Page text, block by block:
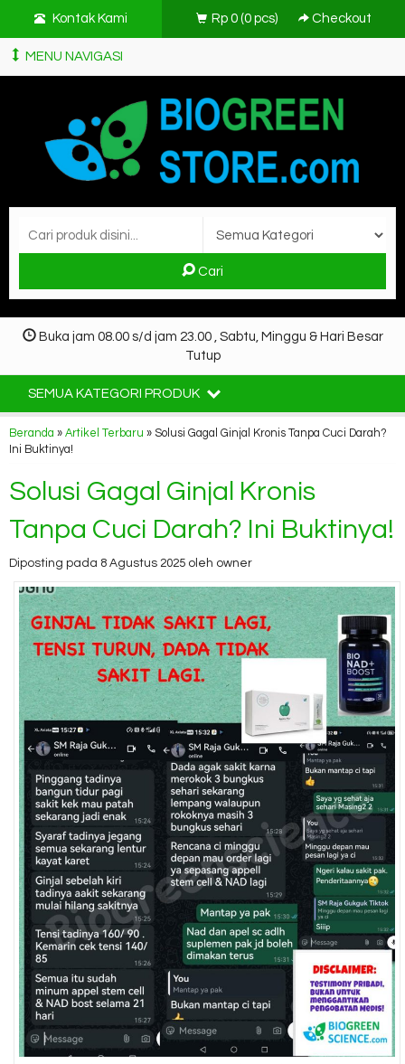
Kontak Kami Rp 0(0pcs) Checkout
MENU NAVIGASI
Cari
Buka jam 08.00 s/d jam 23.00 , Sabtu, Minggu & Hari Besar
Tutup
SEMUA KATEGORI PRODUK
Beranda » Artikel Terbaru » Solusi Gagal Ginjal Kronis Tanpa Cuci Darah?
Ini Buktinya!
Solusi Gagal Ginjal Kronis
Tanpa Cuci Darah? Ini Buktinya!
Diposting pada 8 Agustus 2025 oleh owner